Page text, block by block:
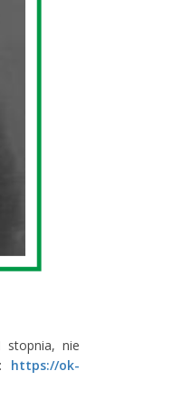
stopnia, nie
https://ok-